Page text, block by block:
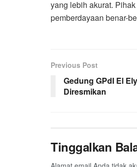
yang lebih akurat.
pemberdayaan benar-
Previous Post
Gedung GPdI El
Diresmikan
Tinggalkan